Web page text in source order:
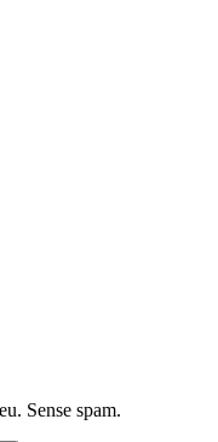
Sense spam.